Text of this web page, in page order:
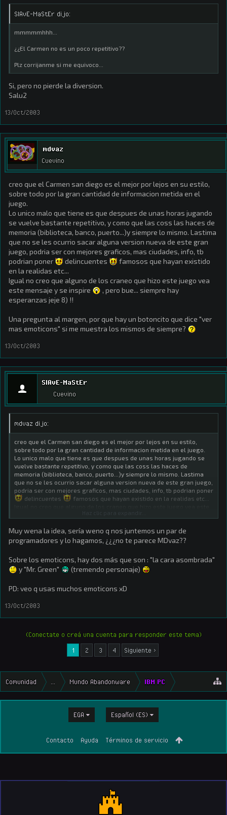
SlAvE-MaStEr dijo:
mmmmmhhh...
¿¿El Carmen no es un poco repetitivo??
Plz corrijanme si me equivoco...
Si, pero no pierde la diversion.
Salu2
13/Oct/2003
mdvaz
Cuevino
creo que el Carmen san diego es el mejor por lejos en su estilo,
sobre todo por la gran cantidad de informacion metida en el
juego.
Lo unico malo que tiene es que despues de unas horas jugando
se vuelve bastante repetitivo, y como que las coss las haces de
memoria (biblioteca, banco, puerto...)y siempre lo mismo. Lastima
que no se les ocurrio sacar alguna version nueva de este gran
juego, podria ser con mejores graficos, mas ciudades, info, tb
podrian poner
delincuentes
famosos que hayan existido
en la realidas etc...
Igual no creo que alguno de los craneo que hizo este juego vea
este mensaje y se inspire
, pero bue... siempre hay
esperanzas jeje 8) !!
Una pregunta al margen, por que hay un botoncito que dice "ver
mas emoticons" si me muestra los mismos de siempre?
13/Oct/2003
SlAvE-MaStEr
Cuevino
mdvaz dijo:
creo que el Carmen san diego es el mejor por lejos en su estilo,
sobre todo por la gran cantidad de informacion metida en el juego.
Lo unico malo que tiene es que despues de unas horas jugando se
vuelve bastante repetitivo, y como que las coss las haces de
memoria (biblioteca, banco, puerto...)y siempre lo mismo. Lastima
que no se les ocurrio sacar alguna version nueva de este gran juego,
podria ser con mejores graficos, mas ciudades, info, tb podrian poner
delincuentes
famosos que hayan existido en la realidas etc...
Una pregunta al margen, por que hay un botoncito que dice "ver mas
Muy wena la idea, sería weno q nos juntemos un par de
programadores y lo hagamos, ¿¿¿no te parece MDvaz??
Sobre los emoticons, hay dos más que son : "la cara asombrada"
y "Mr. Green"
(tremendo personaje)
PD: veo q usas muchos emoticons xD
13/Oct/2003
(Conectate o creá una cuenta para responder este tema)
1
2 3 4 Siguiente >
Comunidad Mundo Abandonware IBM PC
EGA Español (ES)
Contacto Ayuda Términos de servicio